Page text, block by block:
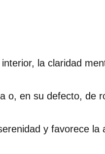
la claridad
o, en su defecto, de
y favorece la